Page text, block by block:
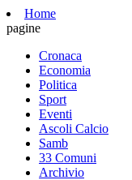
Home
pagine
Cronaca
Economia
Politica
Sport
Eventi
Ascoli Calcio
Samb
33 Comuni
Archivio